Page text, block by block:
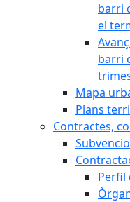
barri
el
barri
Mapa
Plans
Contractes,
Perfil